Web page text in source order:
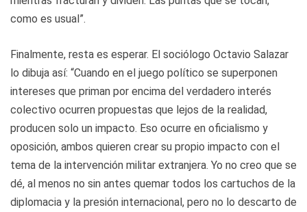
como es usual”.
Finalmente, resta es esperar. El sociólogo Octavio Salazar
lo dibuja así: “Cuando en el juego político se superponen
intereses que priman por encima del verdadero interés
colectivo ocurren propuestas que lejos de la realidad,
producen solo un impacto. Eso ocurre en oficialismo y
oposición, ambos quieren crear su propio impacto con el
tema de la intervención militar extranjera. Yo no creo que se
dé, al menos no sin antes quemar todos los cartuchos de la
diplomacia y la presión internacional, pero no lo descarto de